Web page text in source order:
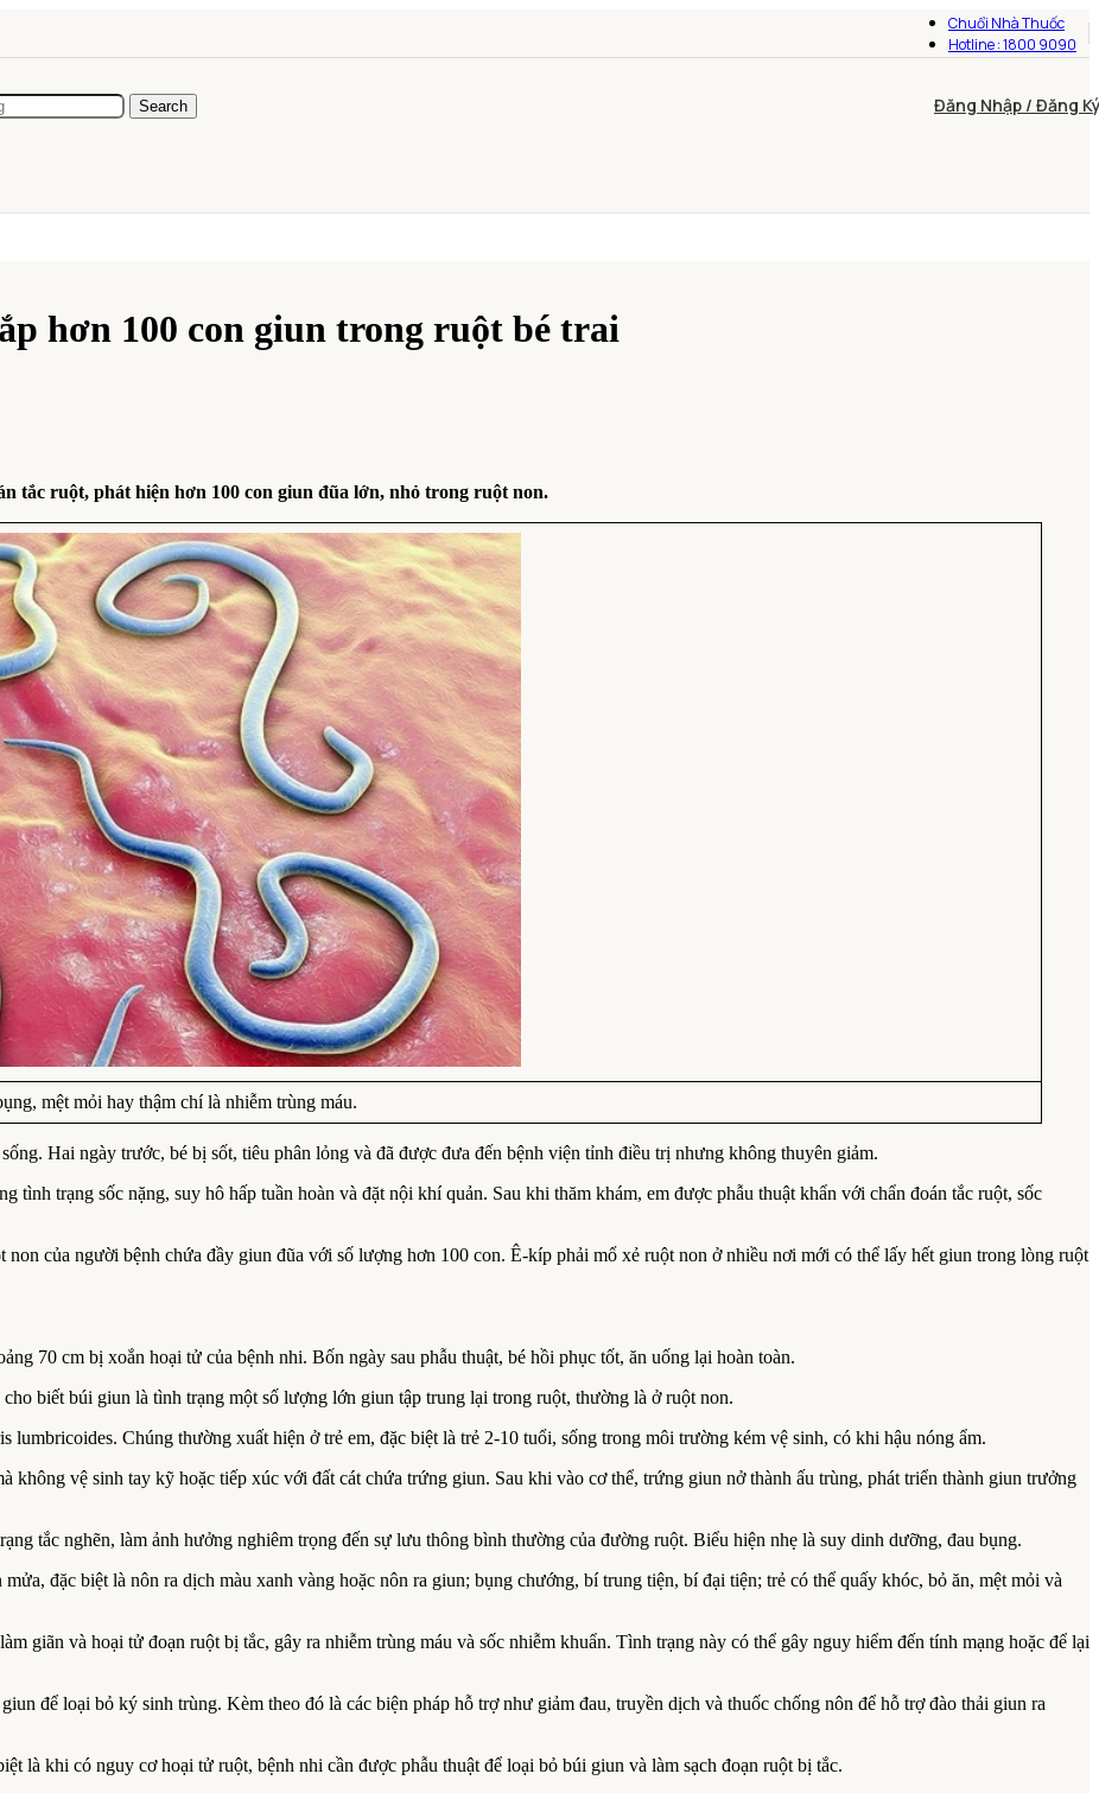
Chuổi Nhà Thuốc
Hotline : 1800 9090
Search Đăng Nhập / Đăng
hơn 100 con giun trong ruột bé trai
tắc ruột, phát hiện hơn 100 con giun đũa lớn, nhỏ trong ruột non.
mệt mỏi hay thậm chí là nhiễm trùng máu.
Hai ngày trước, bé bị sốt, tiêu phân lỏng và đã được đưa đến bệnh viện tỉnh điều trị nhưng không thuyên giảm.
trạng sốc nặng, suy hô hấp tuần hoàn và đặt nội khí quản. Sau khi thăm khám, em được phẫu thuật khẩn với chẩn đoán tắc ruột, sốc
non của người bệnh chứa đầy giun đũa với số lượng hơn 100 con. Ê-kíp phải mổ xẻ ruột non ở nhiều nơi mới có thể lấy hết giun trong lòng ruột
70 cm bị xoắn hoại tử của bệnh nhi. Bốn ngày sau phẫu thuật, bé hồi phục tốt, ăn uống lại hoàn toàn.
biết búi giun là tình trạng một số lượng lớn giun tập trung lại trong ruột, thường là ở ruột non.
lumbricoides. Chúng thường xuất hiện ở trẻ em, đặc biệt là trẻ 2-10 tuổi, sống trong môi trường kém vệ sinh, có khi hậu nóng ẩm.
không vệ sinh tay kỹ hoặc tiếp xúc với đất cát chứa trứng giun. Sau khi vào cơ thể, trứng giun nở thành ấu trùng, phát triển thành giun trưởng
tắc nghẽn, làm ảnh hưởng nghiêm trọng đến sự lưu thông bình thường của đường ruột. Biểu hiện nhẹ là suy dinh dưỡng, đau bụng.
đặc biệt là nôn ra dịch màu xanh vàng hoặc nôn ra giun; bụng chướng, bí trung tiện, bí đại tiện; trẻ có thể quấy khóc, bỏ ăn, mệt mỏi và
giãn và hoại tử đoạn ruột bị tắc, gây ra nhiễm trùng máu và sốc nhiễm khuẩn. Tình trạng này có thể gây nguy hiểm đến tính mạng hoặc để lại
để loại bỏ ký sinh trùng. Kèm theo đó là các biện pháp hỗ trợ như giảm đau, truyền dịch và thuốc chống nôn để hỗ trợ đào thải giun ra
là khi có nguy cơ hoại tử ruột, bệnh nhi cần được phẫu thuật để loại bỏ búi giun và làm sạch đoạn ruột bị tắc.